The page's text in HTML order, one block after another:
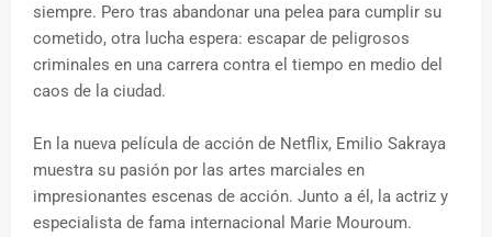
siempre. Pero tras abandonar una pelea para cumplir su
cometido, otra lucha espera: escapar de peligrosos
criminales en una carrera contra el tiempo en medio del
caos de la ciudad.
En la nueva película de acción de Netflix, Emilio Sakraya
muestra su pasión por las artes marciales en
impresionantes escenas de acción. Junto a él, la actriz y
especialista de fama internacional Marie Mouroum.